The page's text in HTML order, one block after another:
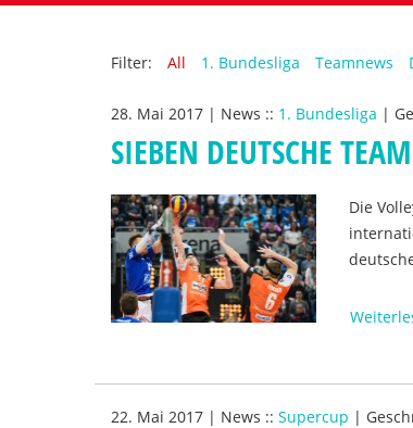
Filter: All 1. Bundesliga Teamnews
28. Mai 2017 | News :: 1. Bundesliga |
SIEBEN DEUTSCHE
Die
22. Mai 2017 | News :: Supercup |